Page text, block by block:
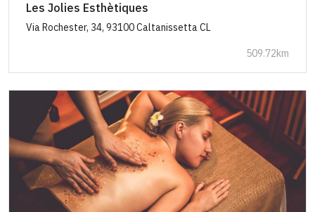
Les Jolies Esthètiques
Via Rochester, 34, 93100 Caltanissetta CL
509.72km